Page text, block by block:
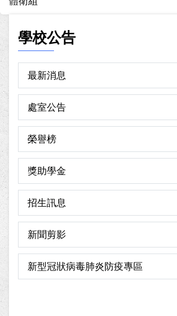
學校公告
最新消息
處室公告
榮譽榜
獎助學金
招生訊息
新聞剪影
新型冠狀病毒肺炎防疫專區